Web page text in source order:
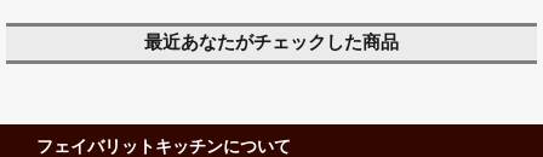
最近あなたがチェックした商品
フェイバリットキッチンについて